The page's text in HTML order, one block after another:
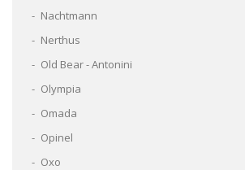
Nachtmann
Nerthus
Old Bear - Antonini
Olympia
Omada
Opinel
Oxo